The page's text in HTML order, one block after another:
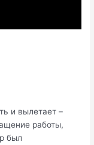
и вылетает –
работы,
был